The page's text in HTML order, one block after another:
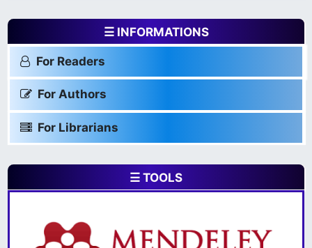
☰ INFORMATIONS
For Readers
For Authors
For Librarians
☰ TOOLS